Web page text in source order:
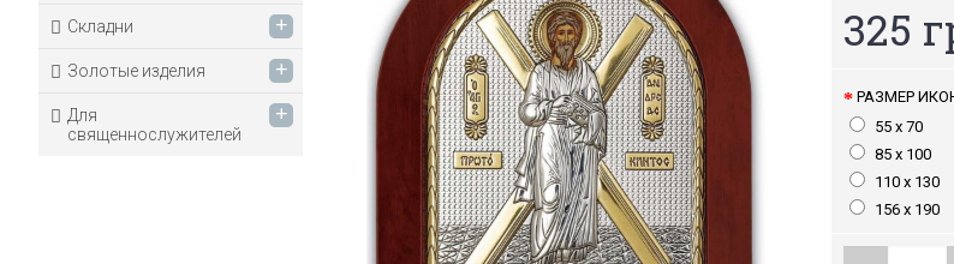
Складни +
Золотые изделия +
Для
священнослужителей
+
325
РАЗМЕР
55 x 70
85 x 100
110 х 130
156 x 190